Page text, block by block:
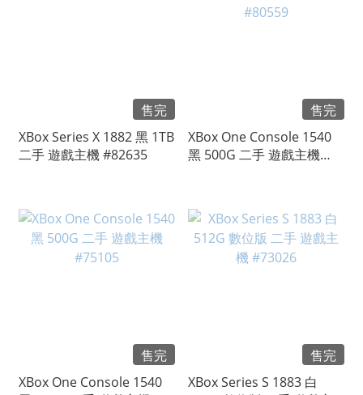
售完
XBox Series X 1882 黑 1TB
二手 遊戲主機 #82635
售完
XBox One Console 1540
黑 500G 二手 遊戲主機
售完
XBox One Console 1540
售完
XBox Series S 1883 白